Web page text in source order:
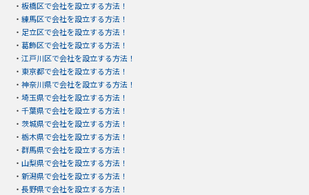
・ 板橋区で会社を設立する方法！
・ 練馬区で会社を設立する方法！
・ 足立区で会社を設立する方法！
・ 葛飾区で会社を設立する方法！
・ 江戸川区で会社を設立する方法！
・ 東京都で会社を設立する方法！
・ 神奈川県で会社を設立する方法！
・ 埼玉県で会社を設立する方法！
・ 千葉県で会社を設立する方法！
・ 茨城県で会社を設立する方法！
・ 栃木県で会社を設立する方法！
・ 群馬県で会社を設立する方法！
・ 山梨県で会社を設立する方法！
・ 新潟県で会社を設立する方法！
・ 長野県で会社を設立する方法！